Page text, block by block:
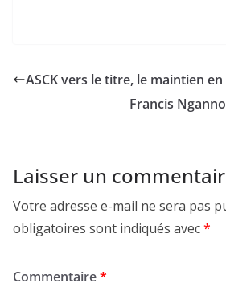
ASCK vers le titre, le maintien
Francis
Laisser un
Votre adresse e-mail ne sera pas
obligatoires sont indiqués avec*
Commentaire*